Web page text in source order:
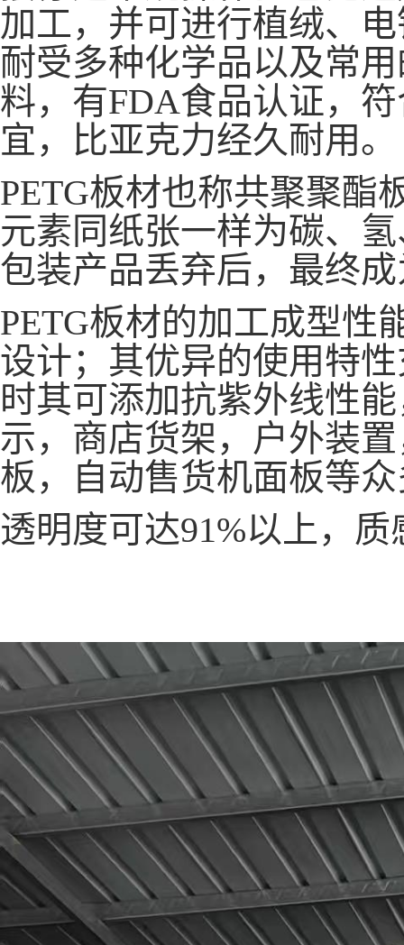
耐受多种化学品以及常
料，有FDA食品认证，
宜，比亚克力经久耐用。
PETG板材也称共聚聚酯
元素同纸张一样为碳、
包装产品丢弃后，最终
PETG板材的加工成型
设计；其优异的使用特
时其可添加抗紫外线性
示，商店货架，户外装
板，自动售货机面板等
透明度可达91%以上，